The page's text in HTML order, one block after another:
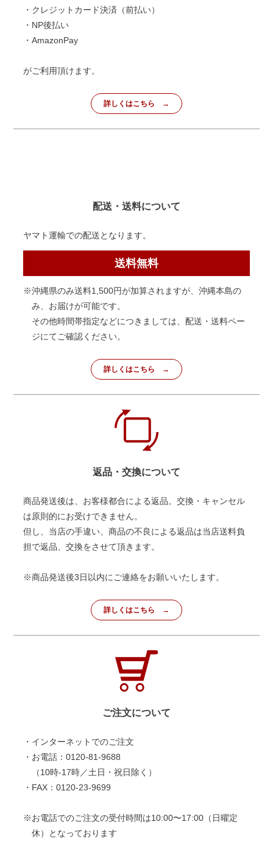
・クレジットカード決済（前払い）
・NP後払い
・AmazonPay
がご利用頂けます。
詳しくはこちら
配送・送料について
ヤマト運輸での配送となります。
送料無料
※沖縄県のみ送料1,500円が加算されますが、沖縄本島の
み、お届けが可能です。
その他時間帯指定などにつきましては、配送・送料ペー
ジにてご確認ください。
詳しくはこちら
返品・交換について
商品発送後は、お客様都合による返品。交換・キャンセル
は原則的にお受けできません。
但し、当店の手違い、商品の不良による返品は当店送料負
担で返品、交換をさせて頂きます。
※商品発送後3日以内にご連絡をお願いいたします。
詳しくはこちら
ご注文について
・インターネットでのご注文
・お電話：0120-81-9688
（10時-17時／土日・祝日除く）
・FAX：0120-23-9699
※お電話でのご注文の受付時間は10:00〜17:00（日曜定
休）となっております